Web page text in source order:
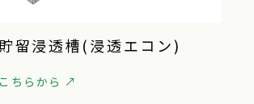
留浸透槽(浸透エコン)
ちらから ↗︎